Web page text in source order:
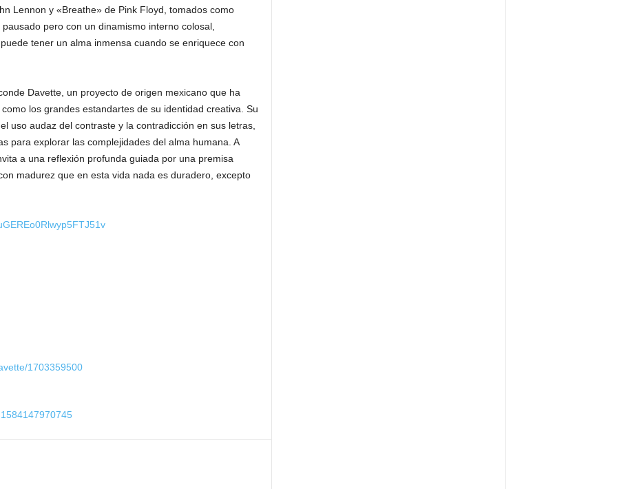
Lennon y «Breathe» de Pink Floyd, tomados como
pero con un dinamismo interno colosal,
tener un alma inmensa cuando se enriquece con
Davette, un proyecto de origen mexicano que ha
los grandes estandartes de su identidad creativa. Su
uso audaz del contraste y la contradicción en sus letras,
para explorar las complejidades del alma humana. A
a una reflexión profunda guiada por una premisa
madurez que en esta vida nada es duradero, excepto
1703359500